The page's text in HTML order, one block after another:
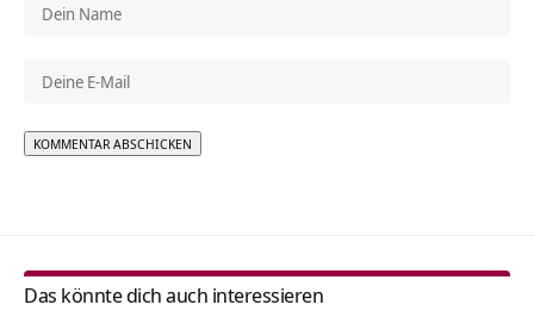
Das könnte dich auch interessieren